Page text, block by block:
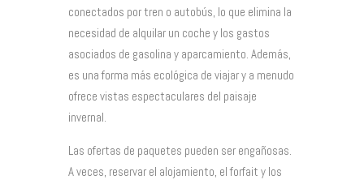
conectados por tren o autobús, lo que elimina la
necesidad de alquilar un coche y los gastos
asociados de gasolina y aparcamiento. Además,
es una forma más ecológica de viajar y a menudo
ofrece vistas espectaculares del paisaje
invernal.
Las ofertas de paquetes pueden ser engañosas.
A veces, reservar el alojamiento, el forfait y los